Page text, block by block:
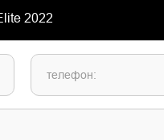
телефон: